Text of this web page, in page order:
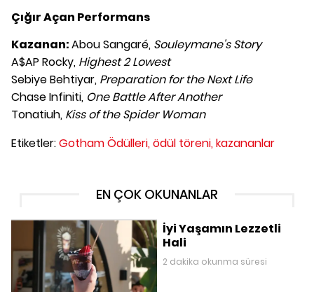
Çığır Açan Performans
Kazanan:Abou Sangaré, Souleymane's Story
A$AP Rocky, Highest 2 Lowest
Sebiye Behtiyar, Preparation for the Next Life
Chase Infiniti, One Battle After Another
Tonatiuh, Kiss of the Spider Woman
Etiketler:Gotham Ödülleri,ödül töreni,kazananlar
EN ÇOK OKUNANLAR
İyi Yaşamın Lezzetli
Hali
2 dakika okunma süresi